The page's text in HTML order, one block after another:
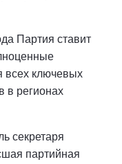
Партия ставит
всех ключевых
в регионах
секретаря
партийная